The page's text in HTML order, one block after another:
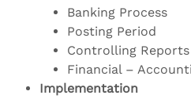
Banking Process
Posting Period
Controlling Reports
Financial –
Implementation